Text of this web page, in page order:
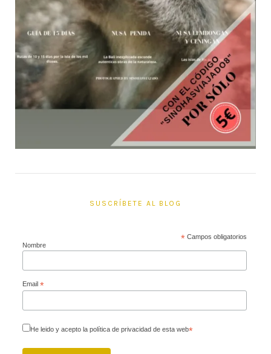
SUSCRÍBETE AL BLOG
*Campos obligatorios
Nombre
Email *
He leido y acepto la política de privacidad de esta web*